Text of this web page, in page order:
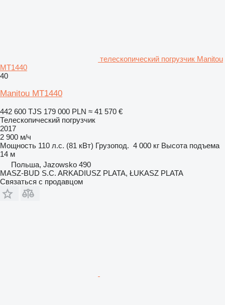
телескопический погрузчик Manitou
MT1440
40
Manitou MT1440
442 600 TJS 179 000 PLN ≈ 41 570 €
Телескопический погрузчик
2017
2 900 м/ч
Мощность 110 л.с. (81 кВт) Грузопод. 4 000 кг Высота подъема
14 м
Польша, Jazowsko 490
MASZ-BUD S.C. ARKADIUSZ PLATA, ŁUKASZ PLATA
Связаться с продавцом